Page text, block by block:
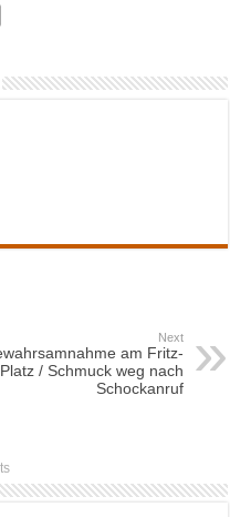
Next
am Fritz-
/ Schmuck weg nach
Schockanruf